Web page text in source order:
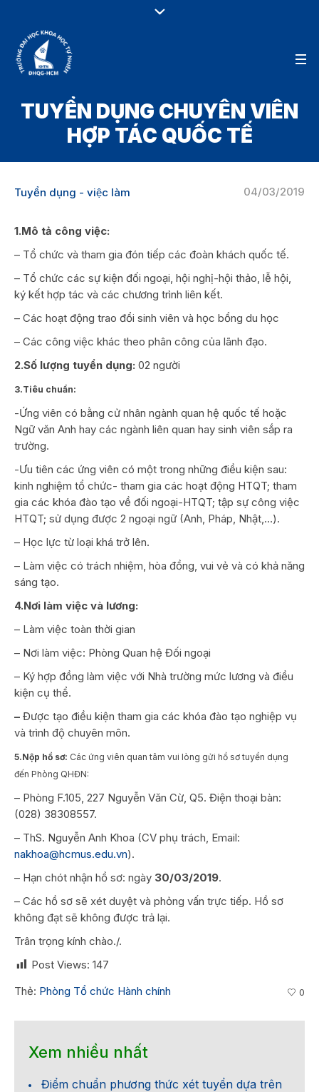
TUYỂN DỤNG CHUYÊN VIÊN
HỢP TÁC QUỐC TẾ
04/03/2019
Tuyển dụng - việc làm
1.Mô tả công việc:
– Tổ chức và tham gia đón tiếp các đoàn khách quốc tế.
– Tổ chức các sự kiện đối ngoại, hội nghị-hội thảo, lễ hội,
ký kết hợp tác và các chương trình liên kết.
– Các hoạt động trao đổi sinh viên và học bổng du học
– Các công việc khác theo phân công của lãnh đạo.
2.Số lượng tuyển dụng: 02 người
3.Tiêu chuẩn:
-Ứng viên có bằng cử nhân ngành quan hệ quốc tế hoặc
Ngữ văn Anh hay các ngành liên quan hay sinh viên sắp ra
trường.
-Ưu tiên các ứng viên có một trong những điều kiện sau:
kinh nghiệm tổ chức- tham gia các hoạt động HTQT; tham
gia các khóa đào tạo về đối ngoại-HTQT; tập sự công việc
HTQT; sử dụng được 2 ngoại ngữ (Anh, Pháp, Nhật,…).
– Học lực từ loại khá trở lên.
– Làm việc có trách nhiệm, hòa đồng, vui vẻ và có khả năng
sáng tạo.
4.Nơi làm việc và lương:
– Làm việc toàn thời gian
– Nơi làm việc: Phòng Quan hệ Đối ngoại
– Ký hợp đồng làm việc với Nhà trường mức lương và điều
kiện cụ thể.
– Được tạo điều kiện tham gia các khóa đào tạo nghiệp vụ
và trình độ chuyên môn.
5.Nộp hồ sơ: Các ứng viên quan tâm vui lòng gửi hồ sơ tuyển dụng
đến Phòng QHĐN:
– Phòng F.105, 227 Nguyễn Văn Cừ, Q5. Điện thoại bàn:
(028) 38308557.
– ThS. Nguyễn Anh Khoa (CV phụ trách, Email:
nakhoa@hcmus.edu.vn).
– Hạn chót nhận hồ sơ: ngày 30/03/2019.
– Các hồ sơ sẽ xét duyệt và phỏng vấn trực tiếp. Hồ sơ
không đạt sẽ không được trả lại.
Trân trọng kính chào./.
Post Views: 147
Thẻ: Phòng Tổ chức Hành chính 0
Xem nhiều nhất
Điểm chuẩn phương thức xét tuyển dựa trên